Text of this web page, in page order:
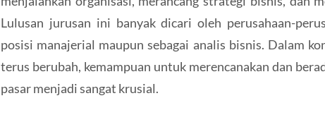
Lulusan jurusan ini banyak dicari oleh perusahaan-
posisi manajerial maupun sebagai analis bisnis. Dalam
terus berubah, kemampuan untuk merencanakan dan
pasar menjadi sangat krusial.